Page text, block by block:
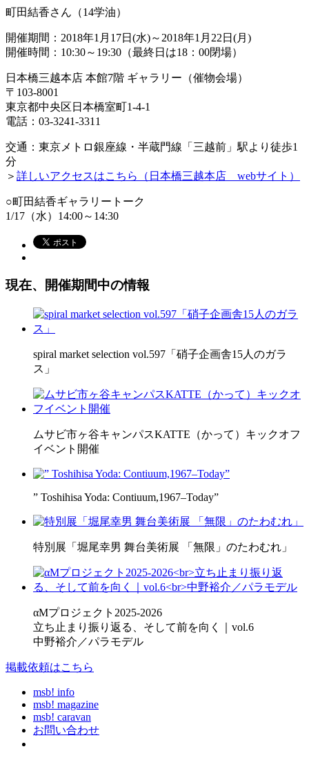
町田結香さん（14学油）
開催期間：2018年1月17日(水)～2018年1月22日(月)
開催時間：10:30～19:30（最終日は18：00閉場）
日本橋三越本店 本館7階 ギャラリー（催物会場）
〒103-8001
東京都中央区日本橋室町1-4-1
電話：03-3241-3311
交通：東京メトロ銀座線・半蔵門線「三越前」駅より徒歩1
分
＞ 詳しいアクセスはこちら（日本橋三越本店 webサイト）
○町田結香ギャラリートーク
1/17（水）14:00～14:30
現在、開催期間中の情報
spiral market selection vol.597「硝子企画舎15人のガラ
ス」
ムサビ市ヶ谷キャンパスKATTE（かって）キックオフ
イベント開催
” Toshihisa Yoda: Contiuum,1967–Today”
特別展「堀尾幸男 舞台美術展 「無限」のたわむれ」
αMプロジェクト2025-2026
立ち止まり振り返る、そして前を向く｜vol.6
中野裕介／パラモデル
掲載依頼はこちら
msb! info
msb! magazine
msb! caravan
お問い合わせ